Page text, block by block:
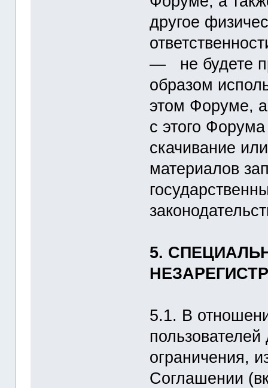
другое
― не будете
образом
этом Форуме,
с этого
скачивание
материалов
5.
5.1. В
ограничения,
Соглашении